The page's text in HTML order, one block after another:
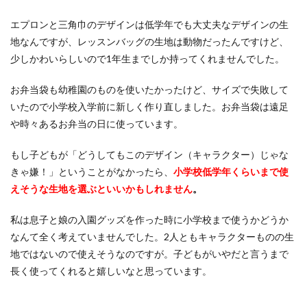
エプロンと三角巾のデザインは低学年でも大丈夫なデザインの生
地なんですが、レッスンバッグの生地は動物だったんですけど、
少しかわいらしいので1年生までしか持ってくれませんでした。
お弁当袋も幼稚園のものを使いたかったけど、サイズで失敗して
いたので小学校入学前に新しく作り直しました。お弁当袋は遠足
や時々あるお弁当の日に使っています。
もし子どもが「どうしてもこのデザイン（キャラクター）じゃな
きゃ嫌！」ということがなかったら、 小学校低学年くらいまで使
えそうな生地を選ぶといいかもしれません。
私は息子と娘の入園グッズを作った時に小学校まで使うかどうか
なんて全く考えていませんでした。2人ともキャラクターものの生
地ではないので使えそうなのですが。子どもがいやだと言うまで
長く使ってくれると嬉しいなと思っています。